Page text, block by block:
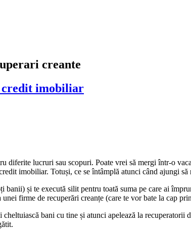
creante
credit imobiliar
diferite lucruri sau scopuri. Poate vrei să mergi într-o
imobiliar. Totuși, ce se întâmplă atunci când ajungi
și te execută silit pentru toată suma pe care ai
firme de recuperări creanțe (care te vor bate la cap
bani cu tine și atunci apelează la